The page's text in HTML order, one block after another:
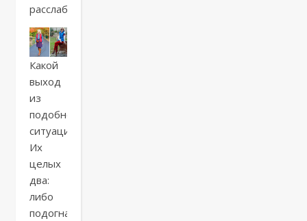
расслабленностью.
Какой
выход
из
подобной
ситуации?
Их
целых
два:
либо
подогнать